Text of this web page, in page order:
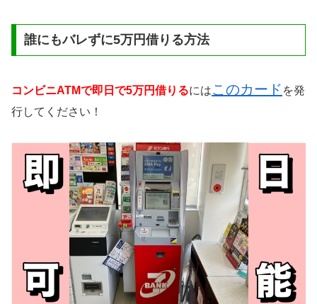
誰にもバレずに5万円借りる方法
コンビニATMで即日で5万円借りるにはこのカード を発
行してください！